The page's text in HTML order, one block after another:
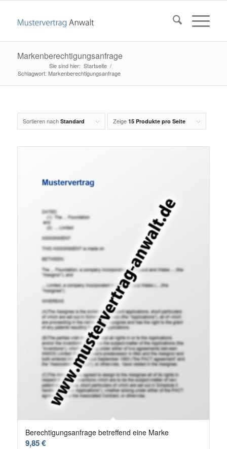
Markenberechtigungsanfrage
Startseite /
Schlagwort: Markenberechtigungsanfrage
Sortieren nach Standard Zeige 15 Produkte pro Seite
Berechtigungsanfrage betreffend eine Marke
9,85€